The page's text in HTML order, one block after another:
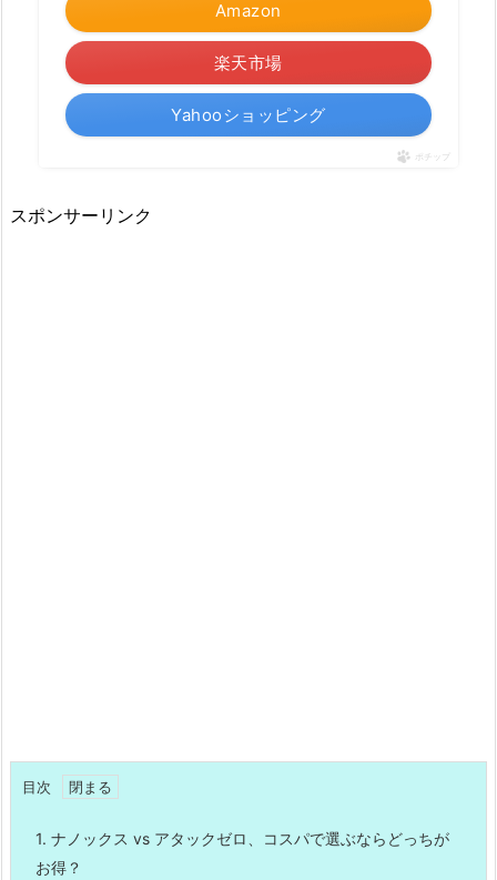
Amazon
楽天市場
Yahooショッピング
ポチップ
スポンサーリンク
目次
1. ナノックス vs アタックゼロ、コスパで選ぶならどっちが
お得？